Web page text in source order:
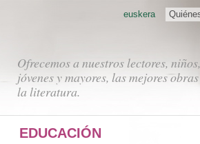
Ofrecemos a nuestros lectores, niños,
jóvenes y mayores, las mejores
la literatura.
euskera
EDUCACIÓN